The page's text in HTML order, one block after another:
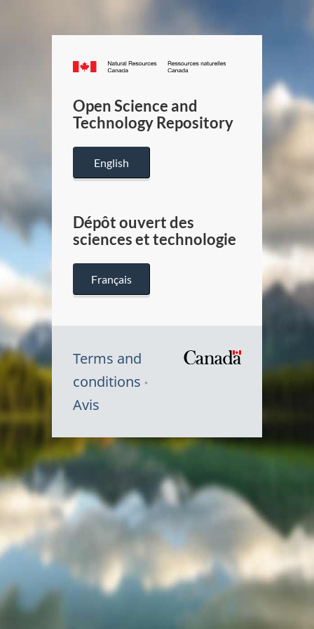
Canada.ca
/
Canada
Open Science and
Technology Repository
English
Dépôt ouvert des
sciences et technologie
Français
Terms and
conditions
Avis
Symbole
du